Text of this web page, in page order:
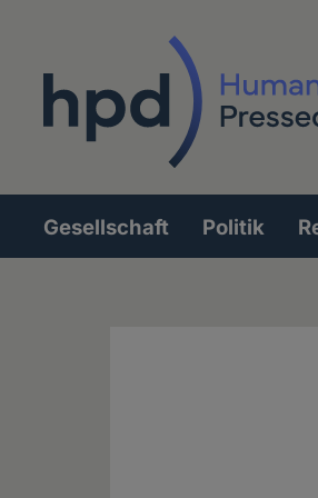
Hauptnavigation
Gesellschaft Politik